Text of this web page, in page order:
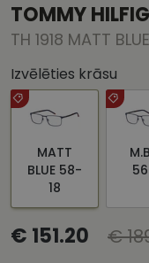
TOMMY
TH 1918 MATT
Izvēlēties krāsu
MATT
BLUE 58-
18
€ 151.20 €